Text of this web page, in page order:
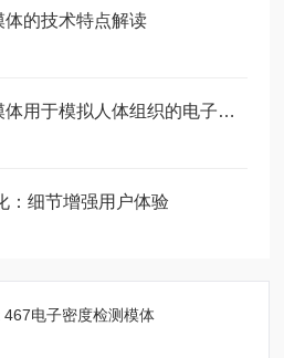
的技术特点解读
CIRS 062M电子密度模体用于模拟人体组织的电子密度
：细节增强用户体验